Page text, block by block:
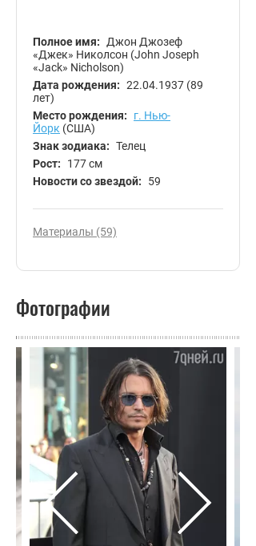
Полное имя:
Джон Джозеф
«Джек» Николсон (John Joseph
«Jack» Nicholson)
Дата рождения: 22.04.1937 (89
лет)
Место рождения:
г. Нью-
Йорк (США)
Знак зодиака: Телец
Рост:
177 см
Новости со звездой:
59
Материалы (59)
Фотографии